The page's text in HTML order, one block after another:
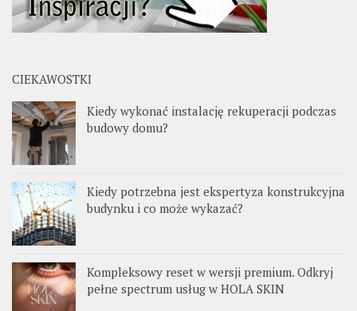
CIEKAWOSTKI
Kiedy wykonać instalację rekuperacji podczas
budowy domu?
Kiedy potrzebna jest ekspertyza konstrukcyjna
budynku i co może wykazać?
Kompleksowy reset w wersji premium. Odkryj
pełne spectrum usług w HOLA SKIN